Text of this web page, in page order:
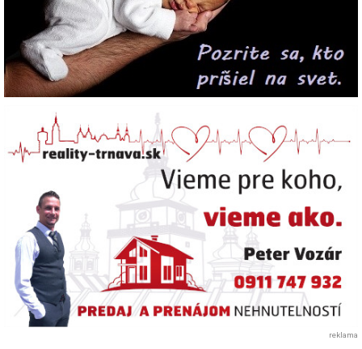
reklama